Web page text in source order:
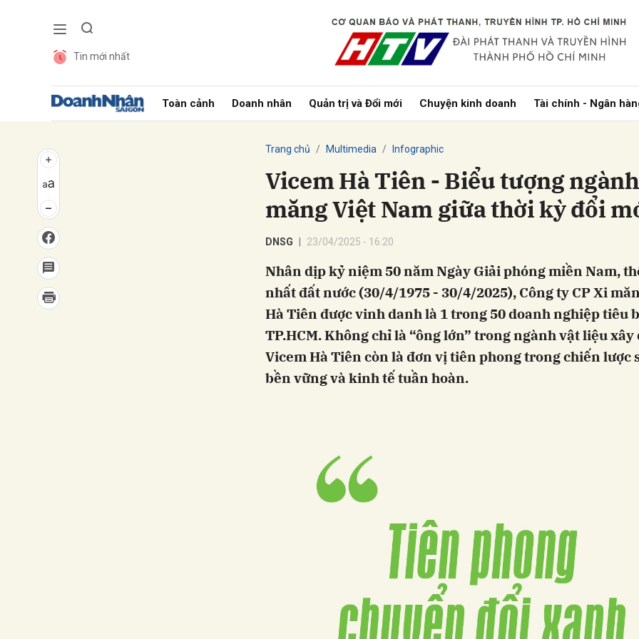
Tin mới nhất
Toàn cảnh Doanh nhân Quản trị và Đổi mới Chuyện kinh doanh Tài chính - Ngân
Trang chủ Multimedia Infographic
Vicem Hà Tiên - Biểu tượng
măng Việt Nam giữa thời kỳ đổi
DNSG 23/04/2025 - 16:20
Nhân dịp kỷ niệm 50 năm Ngày Giải phóng miền Nam,
nhất đất nước (30/4/1975 - 30/4/2025), Công ty CP Xi
Hà Tiên được vinh danh là 1 trong 50 doanh nghiệp tiêu
TP.HCM. Không chỉ là “ông lớn” trong ngành vật liệu xây
Vicem Hà Tiên còn là đơn vị tiên phong trong chiến lược
bền vững và kinh tế tuần hoàn.